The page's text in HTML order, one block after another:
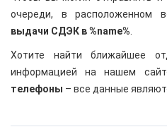
очереди, в расположенном
выдачи СДЭК в %name%
Хотите найти ближайшее
информацией на нашем
телефоны – все данные